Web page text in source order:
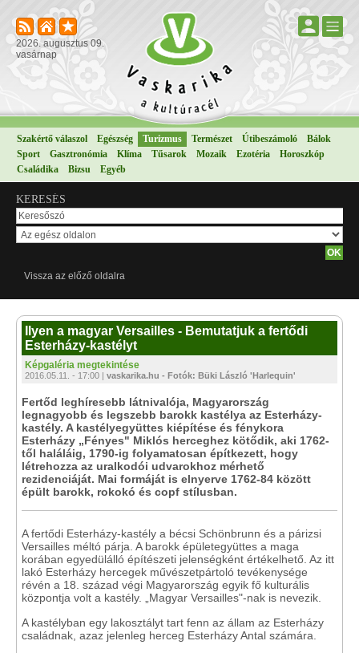
2026. augusztus 09.
vasárnap
Szakértő válaszol Egészség Turizmus Természet Útibeszámoló
Bálok
Sport
Gasztronómia Klíma Tűsarok Mozaik Ezotéria
Horoszkóp
Családika
Bizsu Egyéb
KERESÉS
Vissza az előző oldalra
Ilyen a magyar Versailles - Bemutatjuk a fertődi
Esterházy-kastélyt
Képgaléria megtekintése
2016.05.11. - 17:00 | vaskarika.hu - Fotók: Büki László 'Harlequin'
Fertőd leghíresebb látnivalója, Magyarország
legnagyobb és legszebb barokk kastélya az Esterházy-
kastély. A kastélyegyüttes kiépítése és fénykora
Esterházy „Fényes" Miklós herceghez kötődik, aki 1762-
től haláláig, 1790-ig folyamatosan építkezett, hogy
létrehozza az uralkodói udvarokhoz mérhető
rezidenciáját. Mai formáját is elnyerve 1762-84 között
épült barokk, rokokó és copf stílusban.
A fertődi Esterházy-kastély a bécsi Schönbrunn és a párizsi
Versailles méltó párja. A barokk épületegyüttes a maga
korában egyedülálló építészeti jelenségként értékelhető. Az itt
lakó Esterházy hercegek művészetpártoló tevékenysége
révén a 18. század végi Magyarország egyik fő kulturális
központja volt a kastély. „Magyar Versailles"-nak is nevezik.
A kastélyban egy lakosztályt tart fenn az állam az Esterházy
családnak, azaz jelenleg herceg Esterházy Antal számára.